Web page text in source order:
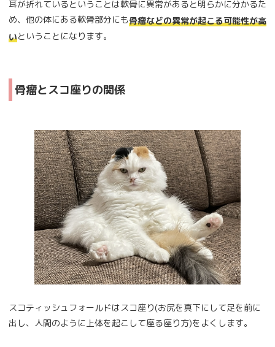
耳が折れているということは軟骨に異常があると明らかに分かるた
め、他の体にある軟骨部分にも骨瘤などの異常が起こる可能性が高
いということになります。
骨瘤とスコ座りの関係
スコティッシュフォールドはスコ座り(お尻を真下にして足を前に
出し、人間のように上体を起こして座る座り方)をよくします。